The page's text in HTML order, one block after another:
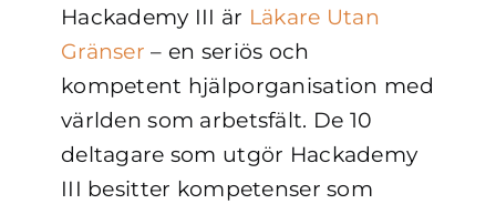
Hackademy III är Läkare Utan
Gränser – en seriös och
kompetent hjälporganisation med
världen som arbetsfält. De 10
deltagare som utgör Hackademy
III besitter kompetenser som